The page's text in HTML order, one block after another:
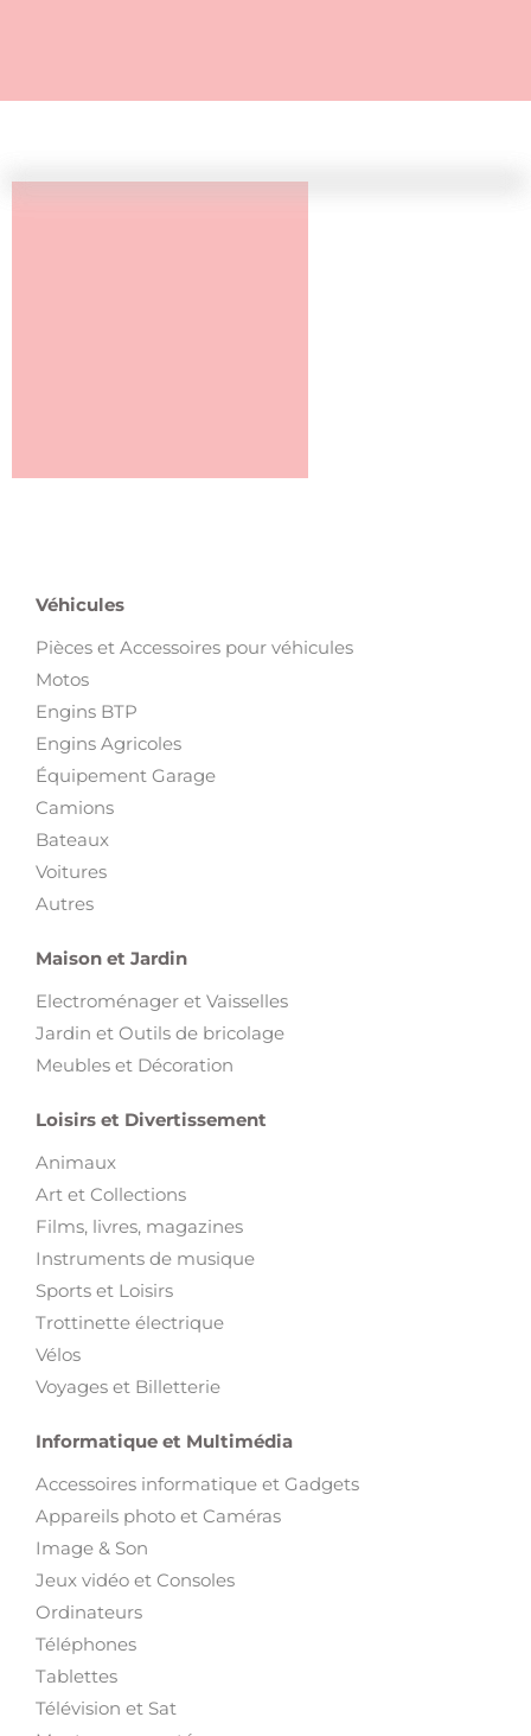
Véhicules
Pièces et Accessoires pour véhicules
Motos
Engins BTP
Engins Agricoles
Équipement Garage
Camions
Bateaux
Voitures
Autres
Maison et Jardin
Electroménager et Vaisselles
Jardin et Outils de bricolage
Meubles et Décoration
Loisirs et Divertissement
Animaux
Art et Collections
Films, livres, magazines
Instruments de musique
Sports et Loisirs
Trottinette électrique
Vélos
Voyages et Billetterie
Informatique et Multimédia
Accessoires informatique et Gadgets
Appareils photo et Caméras
Image & Son
Jeux vidéo et Consoles
Ordinateurs
Téléphones
Tablettes
Télévision et Sat